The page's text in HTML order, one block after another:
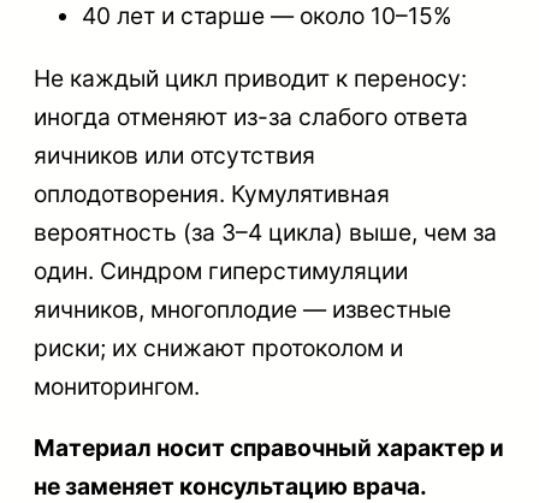
40 лет и старше — около 10–15%
Не каждый цикл приводит к переносу:
иногда отменяют из-за слабого ответа
яичников или отсутствия
оплодотворения. Кумулятивная
вероятность (за 3–4 цикла) выше, чем за
один. Синдром гиперстимуляции
яичников, многоплодие — известные
риски; их снижают протоколом и
мониторингом.
Материал носит справочный характер и
не заменяет консультацию врача.